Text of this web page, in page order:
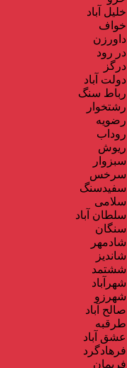
خلیل آباد
خواف
داورزن
در رود
درگز
دولت آباد
رباط سنگ
رشتخوار
رضویه
روداب
ریوش
سبزوار
سرخس
سفیدسنگ
سلامی
سلطان آباد
سنگان
شادمهر
شاندیز
ششتمد
شهرآباد
شهرزو
صالح آباد
طرقبه
عشق آباد
فرهادگرد
فریمان